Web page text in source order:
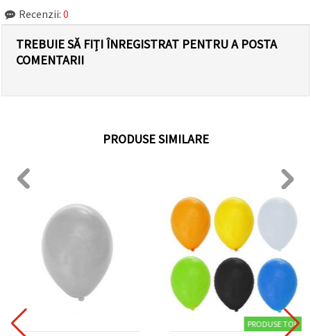
Recenzii: 0
TREBUIE SĂ FIȚI ÎNREGISTRAT PENTRU A POSTA
COMENTARII
PRODUSE SIMILARE
PRODUSE TOP